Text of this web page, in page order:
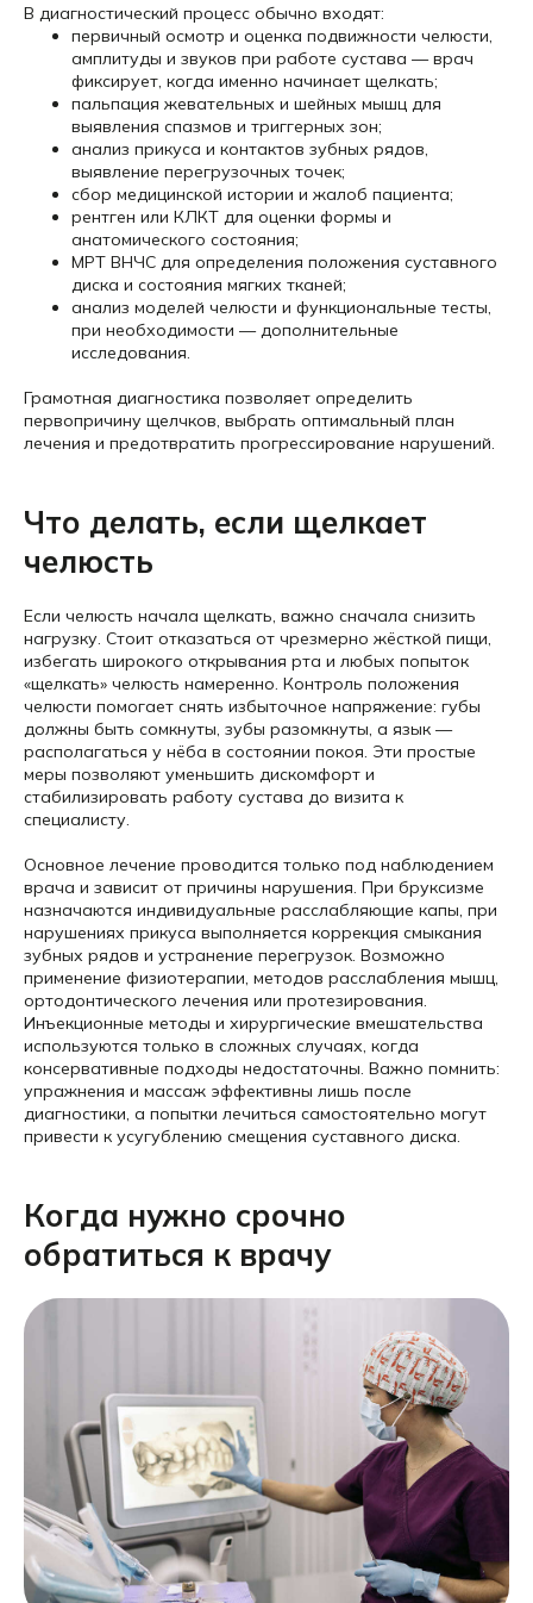
В диагностический процесс обычно входят:
первичный осмотр и оценка подвижности челюсти,
амплитуды и звуков при работе сустава — врач
фиксирует, когда именно начинает щелкать;
пальпация жевательных и шейных мышц для
выявления спазмов и триггерных зон;
анализ прикуса и контактов зубных рядов,
выявление перегрузочных точек;
сбор медицинской истории и жалоб пациента;
рентген или КЛКТ для оценки формы и
анатомического состояния;
МРТ ВНЧС для определения положения суставного
диска и состояния мягких тканей;
анализ моделей челюсти и функциональные тесты,
при необходимости — дополнительные
исследования.
Грамотная диагностика позволяет определить
первопричину щелчков, выбрать оптимальный план
лечения и предотвратить прогрессирование нарушений.
Что делать, если щелкает
челюсть
Если челюсть начала щелкать, важно сначала снизить
нагрузку. Стоит отказаться от чрезмерно жёсткой пищи,
избегать широкого открывания рта и любых попыток
«щелкать» челюсть намеренно. Контроль положения
челюсти помогает снять избыточное напряжение: губы
должны быть сомкнуты, зубы разомкнуты, а язык —
располагаться у нёба в состоянии покоя. Эти простые
меры позволяют уменьшить дискомфорт и
стабилизировать работу сустава до визита к
специалисту.
Основное лечение проводится только под наблюдением
врача и зависит от причины нарушения. При бруксизме
назначаются индивидуальные расслабляющие капы, при
нарушениях прикуса выполняется коррекция смыкания
зубных рядов и устранение перегрузок. Возможно
применение физиотерапии, методов расслабления мышц,
ортодонтического лечения или протезирования.
Инъекционные методы и хирургические вмешательства
используются только в сложных случаях, когда
консервативные подходы недостаточны. Важно помнить:
упражнения и массаж эффективны лишь после
диагностики, а попытки лечиться самостоятельно могут
привести к усугублению смещения суставного диска.
Когда нужно срочно
обратиться к врачу